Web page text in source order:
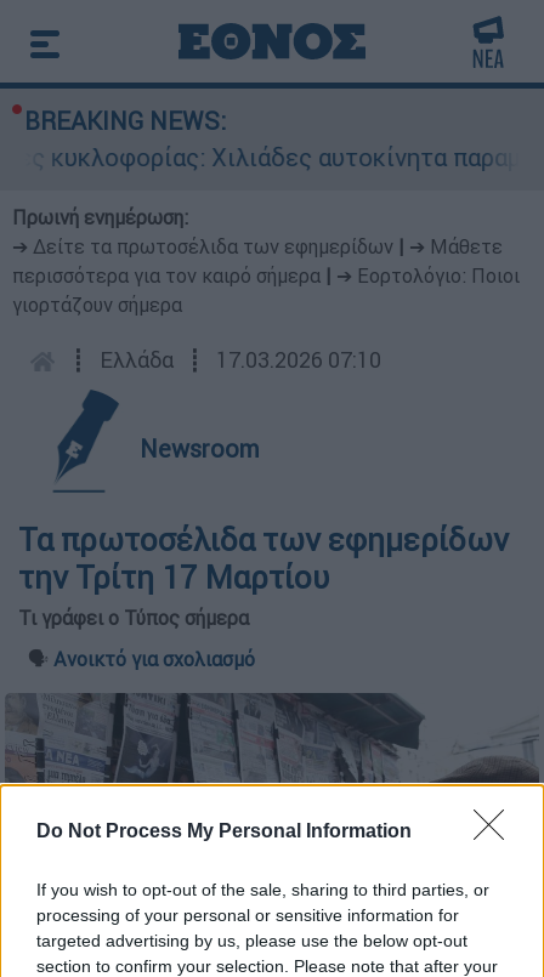
Do Not Process My Personal Information
If you wish to opt-out of the sale, sharing to third parties, or
processing of your personal or sensitive information for
targeted advertising by us, please use the below opt-out
section to confirm your selection. Please note that after your
BREAKING NEWS:
κυκλοφορίας: Χιλιάδες αυτοκίνητα
Πρωινή ενημέρωση:
➔ Δείτε τα πρωτοσέλιδα των εφημερίδων
➔ Μάθετε
περισσότερα για τον καιρό σήμερα
➔ Εορτολόγιο: Ποιοι
γιορτάζουν σήμερα
┋ Ελλάδα ┋ 17.03.2026 07:10
Newsroom
Τα πρωτοσέλιδα των εφημερίδων
την Τρίτη 17 Μαρτίου
Τι γράφει ο Τύπος σήμερα
🗣️ Ανοικτό για σχολιασμό